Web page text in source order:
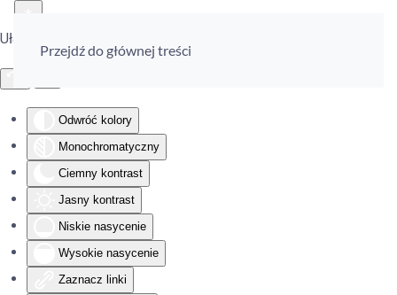
Ułatwienia dostępu
Odwróć kolory
Monochromatyczny
Ciemny kontrast
Jasny kontrast
Niskie nasycenie
Wysokie nasycenie
Zaznacz linki
Przejdź do głównej treści